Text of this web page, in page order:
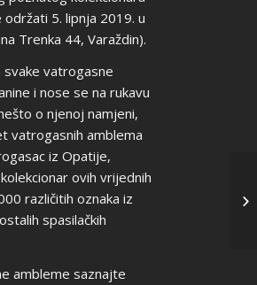
5. lipnja 2019. u
Trenka 44, Varaždin).
vatrogasne
i nose se na rukavu
o njenoj namjeni,
vatrogasnih amblema
iz Opatije,
ovih vrijednih
različitih oznaka iz
spasilačkih
ambleme saznajte